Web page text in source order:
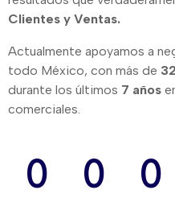
Clientes y Ventas.
Actualmente apoyamos a
todo México, con más de
durante los últimos 7 años
comerciales.
0 0 0